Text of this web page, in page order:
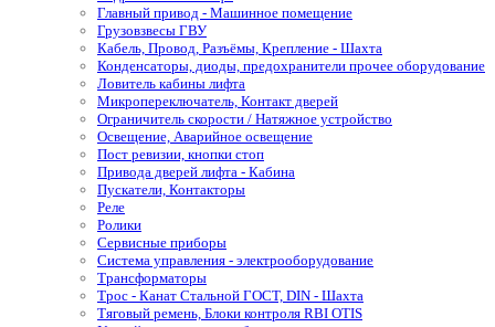
Главный привод - Машинное помещение
Грузовзвесы ГВУ
Кабель, Провод, Разъёмы, Крепление - Шахта
Конденсаторы, диоды, предохранители прочее оборудование
Ловитель кабины лифта
Микропереключатель, Контакт дверей
Ограничитель скорости / Натяжное устройство
Освещение, Аварийное освещение
Пост ревизии, кнопки стоп
Привода дверей лифта - Кабина
Пускатели, Контакторы
Реле
Ролики
Сервисные приборы
Система управления - электрооборудование
Трансформаторы
Трос - Канат Стальной ГОСТ, DIN - Шахта
Тяговый ремень, Блоки контроля RBI OTIS